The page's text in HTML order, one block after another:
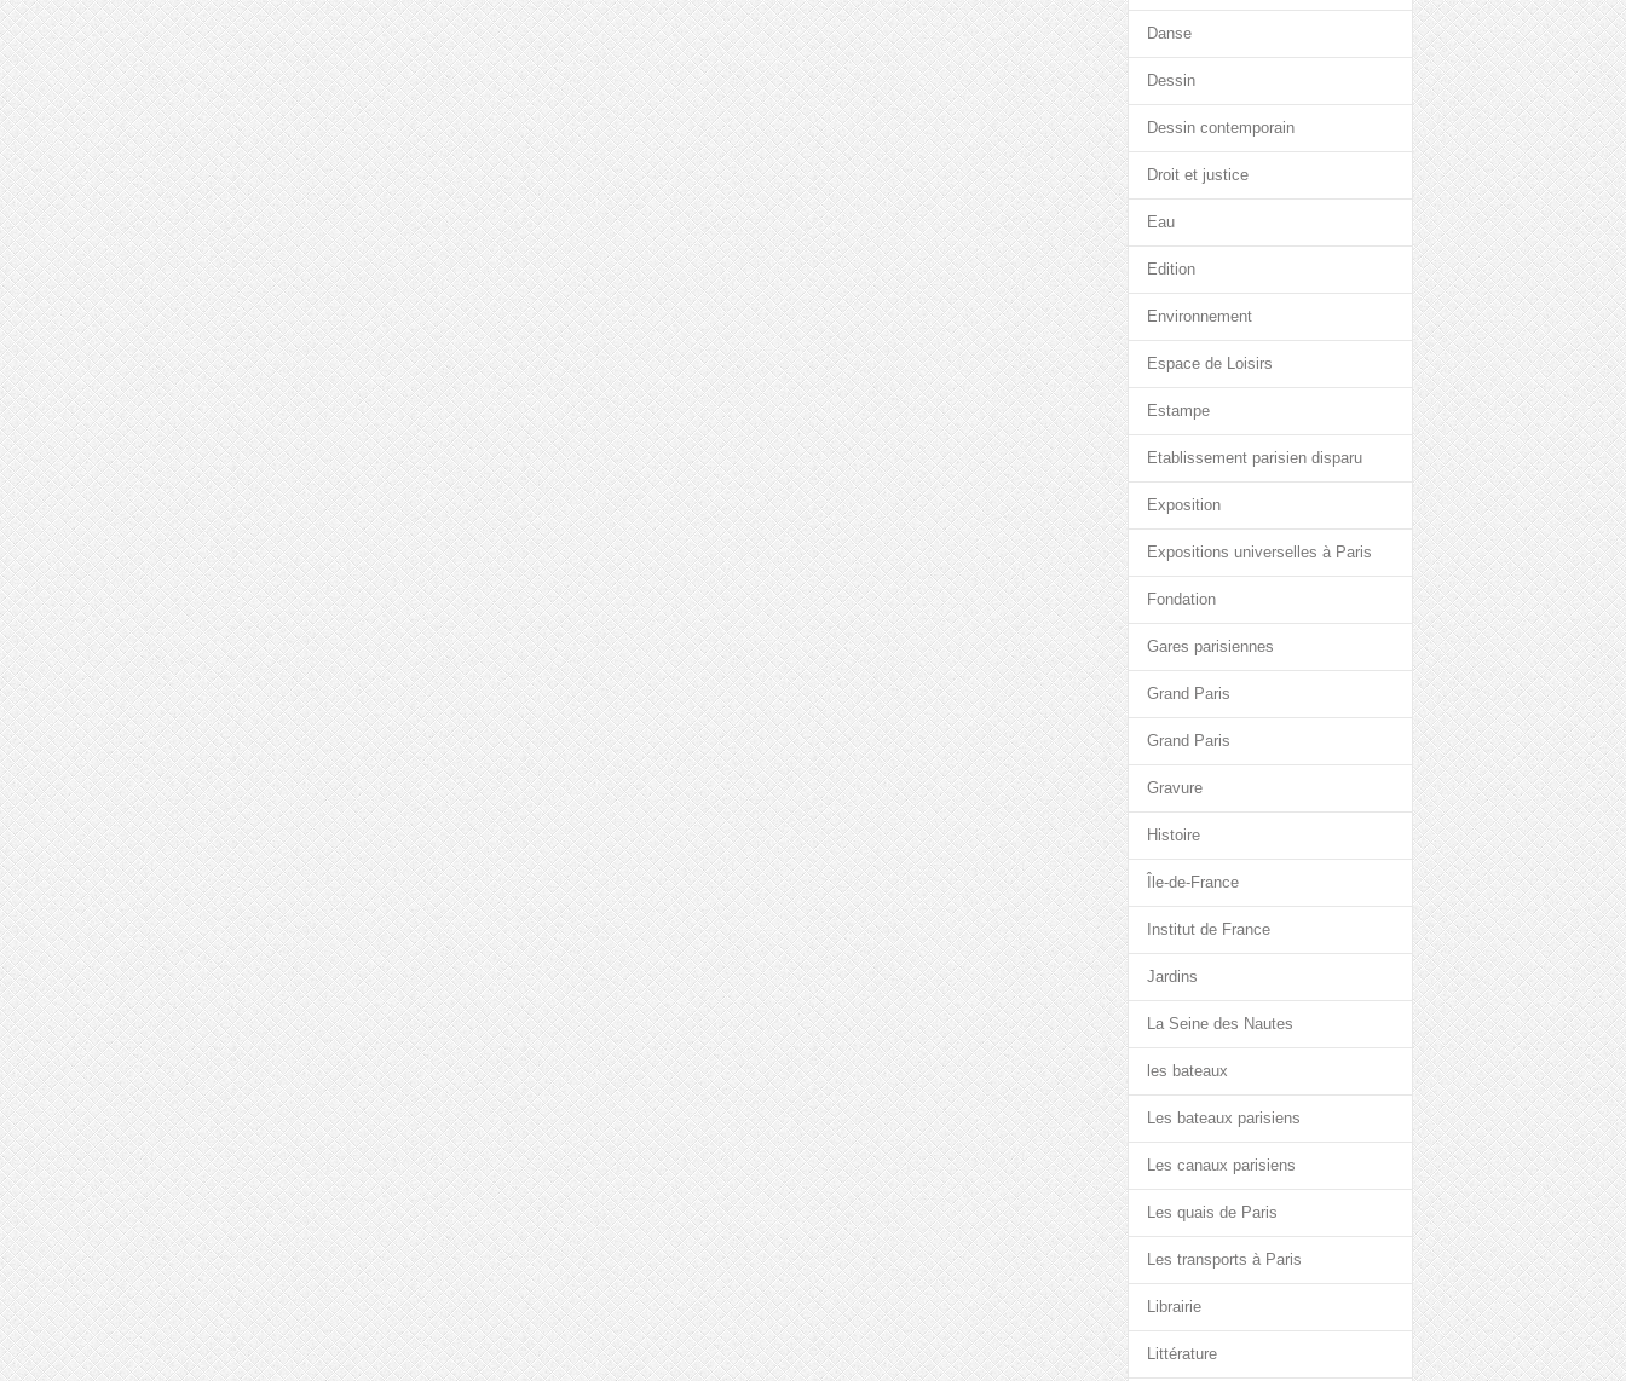
Danse
Dessin
Dessin contemporain
Droit et justice
Eau
Edition
Environnement
Espace de Loisirs
Estampe
Etablissement parisien disparu
Exposition
Expositions universelles à Paris
Fondation
Gares parisiennes
Grand Paris
Grand Paris
Gravure
Histoire
Île-de-France
Institut de France
Jardins
La Seine des Nautes
les bateaux
Les bateaux parisiens
Les canaux parisiens
Les quais de Paris
Les transports à Paris
Librairie
Littérature